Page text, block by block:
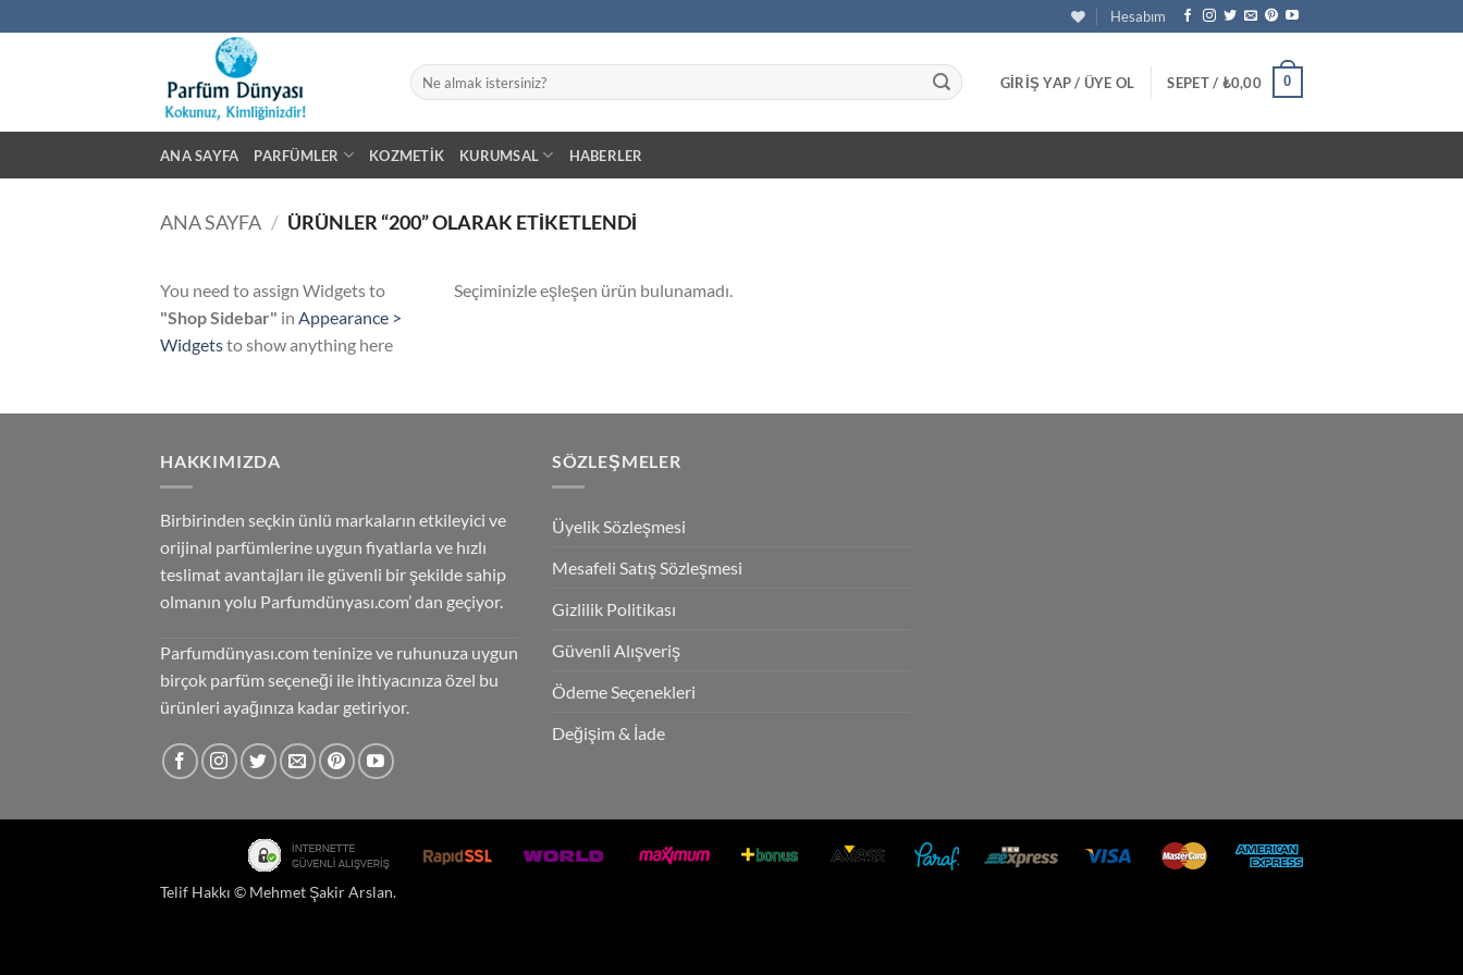
atla
Hesabım
Ara:
GIRIŞ YAP / ÜYE OL SEPET / ₺0,00 0
ANA SAYFA PARFÜMLER KOZMETIK KURUMSAL HABERLER
ANA SAYFA / ÜRÜNLER “200” OLARAK ETIKETLENDI
You need to assign Widgets to
"Shop Sidebar" in Appearance >
Widgetsto show anything here
Seçiminizle eşleşen ürün bulunamadı.
HAKKIMIZDA
Birbirinden seçkin ünlü markaların etkileyici ve
orijinal parfümlerine uygun fiyatlarla ve hızlı
teslimat avantajları ile güvenli bir şekilde sahip
olmanın yolu Parfumdünyası.com’ dan geçiyor.
Parfumdünyası.com teninize ve ruhunuza uygun
birçok parfüm seçeneği ile ihtiyacınıza özel bu
ürünleri ayağınıza kadar getiriyor.
SÖZLEŞMELER
Üyelik Sözleşmesi
Mesafeli Satış Sözleşmesi
Gizlilik Politikası
Güvenli Alışveriş
Ödeme Seçenekleri
Değişim & İade
Telif Hakkı © Mehmet Şakir Arslan.